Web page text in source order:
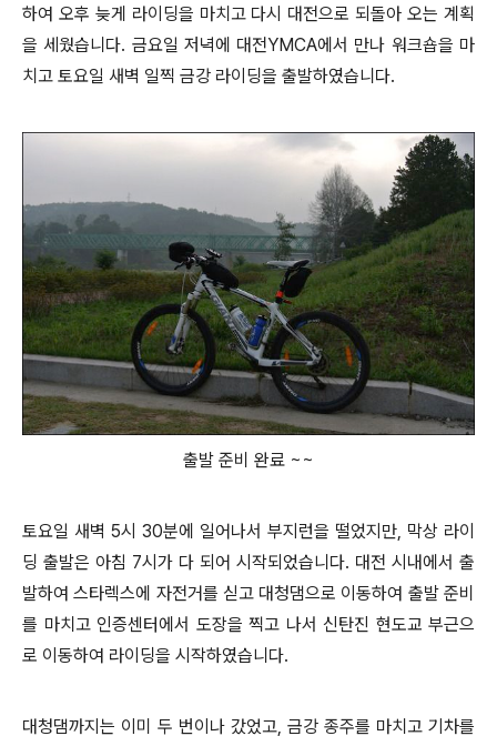
하여 오후 늦게 라이딩을 마치고 다시 대전으로 되돌아 오는 계획
을 세웠습니다. 금요일 저녁에 대전YMCA에서 만나 워크숍을 마
치고 토요일 새벽 일찍 금강 라이딩을 출발하였습니다.
출발 준비 완료 ~~
토요일 새벽 5시 30분에 일어나서 부지런을 떨었지만, 막상 라이
딩 출발은 아침 7시가 다 되어 시작되었습니다. 대전 시내에서 출
발하여스타렉스에 자전거를 싣고 대청댐으로 이동하여 출발 준비
를 마치고 인증센터에서 도장을 찍고 나서 신탄진 현도교 부근으
로 이동하여 라이딩을 시작하였습니다.
대청댐까지는 이미 두 번이나 갔었고, 금강 종주를 마치고 기차를